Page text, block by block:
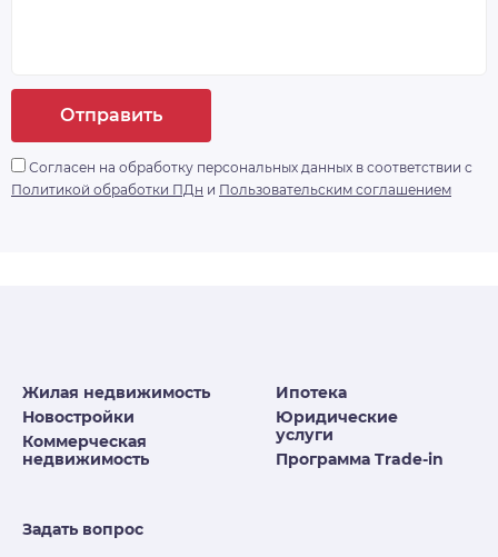
Отправить
Согласен на обработку персональных данных в соответствии с
Политикой обработки ПДн и Пользовательским соглашением
Жилая недвижимость
Новостройки
Коммерческая
недвижимость
Ипотека
Юридические
услуги
Программа Trade-in
Задать вопрос